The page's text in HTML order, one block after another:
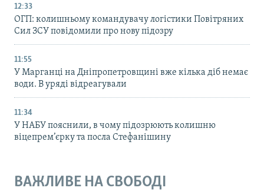
12:33
ОГП: колишньому командувачу логістики Повітряних
Сил ЗСУ повідомили про нову підозру
11:55
У Марганці на Дніпропетровщині вже кілька діб немає
води. В уряді відреагували
11:34
У НАБУ пояснили, в чому підозрюють колишню
віцепрем’єрку та посла Стефанішину
ВАЖЛИВЕ НА СВОБОДІ